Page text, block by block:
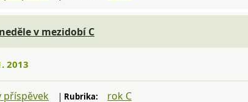
v mezidobí C
2013
příspěvek | Rubrika: rok C